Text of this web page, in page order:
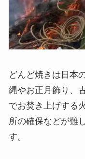
どんど焼きは日本
縄やお正月飾り、
でお焚き上げする
所の確保などが難
す。